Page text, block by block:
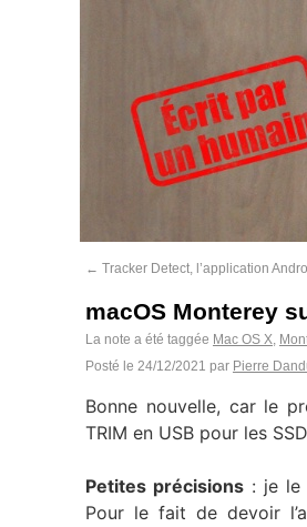
← Tracker Detect, l’application
macOS Monterey
La note a été taggée Mac OS X,
Posté le 24/12/2021 par Pierre
Bonne nouvelle, car le
TRIM en USB pour les
Petites précisions: je le
Pour le fait de devoir